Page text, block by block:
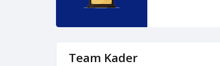
Team Kader